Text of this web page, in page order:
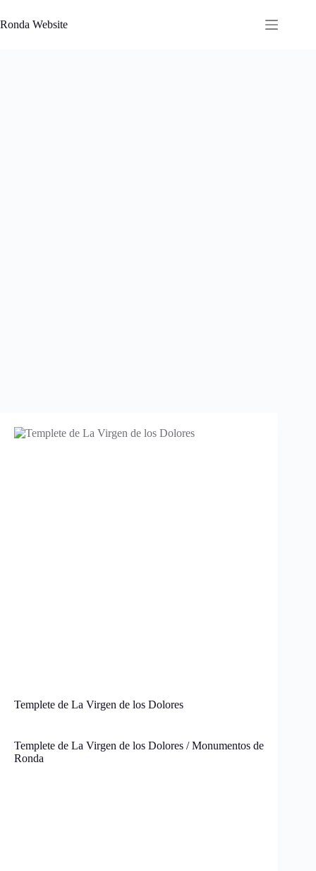
al
contenido
Ronda Website
Templete de La Virgen de los Dolores
Templete de La Virgen de los Dolores / Monumentos de
Ronda